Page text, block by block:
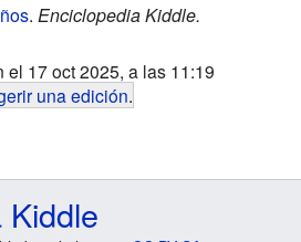
. Enciclopedia Kiddle.
el 17 oct 2025, a las 11:19
una edición.
Kiddle